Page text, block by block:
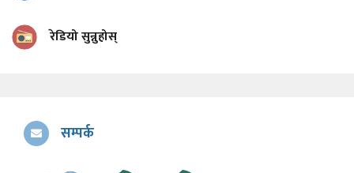
रेडियो सुन्नुहोस्
सम्पर्क